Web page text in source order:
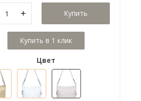
Купить
Цвет